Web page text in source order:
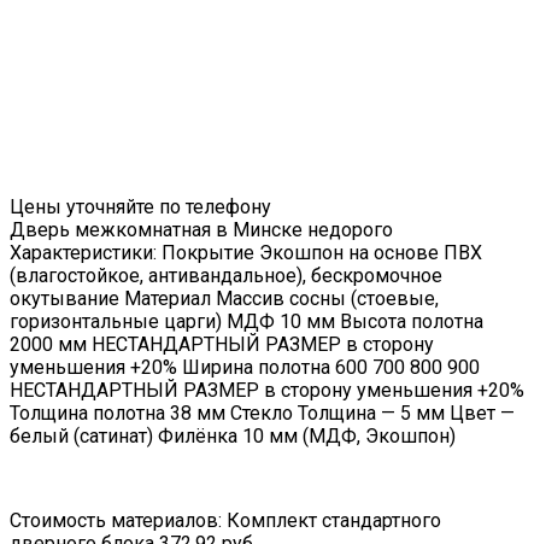
Цены уточняйте по телефону
Дверь межкомнатная в Минске недорого
Характеристики: Покрытие Экошпон на основе ПВХ
(влагостойкое, антивандальное), бескромочное
окутывание Материал Массив сосны (стоевые,
горизонтальные царги) МДФ 10 мм Высота полотна
2000 мм НЕСТАНДАРТНЫЙ РАЗМЕР в сторону
уменьшения +20% Ширина полотна 600 700 800 900
НЕСТАНДАРТНЫЙ РАЗМЕР в сторону уменьшения +20%
Толщина полотна 38 мм Стекло Толщина — 5 мм Цвет —
белый (сатинат) Филёнка 10 мм (МДФ, Экошпон)
Стоимость материалов: Комплект стандартного